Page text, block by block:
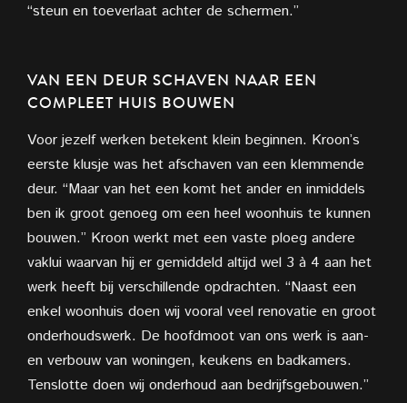
“steun en toeverlaat achter de schermen.”
VAN EEN DEUR SCHAVEN NAAR EEN
COMPLEET HUIS BOUWEN
Voor jezelf werken betekent klein beginnen. Kroon’s
eerste klusje was het afschaven van een klemmende
deur. “Maar van het een komt het ander en inmiddels
ben ik groot genoeg om een heel woonhuis te kunnen
bouwen.” Kroon werkt met een vaste ploeg andere
vaklui waarvan hij er gemiddeld altijd wel 3 à 4 aan het
werk heeft bij verschillende opdrachten. “Naast een
enkel woonhuis doen wij vooral veel renovatie en groot
onderhoudswerk. De hoofdmoot van ons werk is aan-
en verbouw van woningen, keukens en badkamers.
Tenslotte doen wij onderhoud aan bedrijfsgebouwen.”